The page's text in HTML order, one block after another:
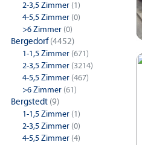
2-3,5 Zimmer (1)
4-5,5 Zimmer (0)
>6 Zimmer (0)
Bergedorf(4452)
1-1,5 Zimmer (671)
2-3,5 Zimmer (3214)
4-5,5 Zimmer (467)
>6 Zimmer (61)
Bergstedt (9)
1-1,5 Zimmer (1)
2-3,5 Zimmer (0)
4-5,5 Zimmer (4)